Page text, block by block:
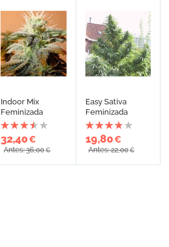
Indoor Mix
Feminizada
32,40€
Antes: 36,00€
Easy Sativa
Feminizada
19,80€
Antes: 22,00€